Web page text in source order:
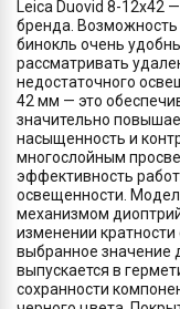
Leica Duovid 8-12x42
бренда. Возможность
бинокль очень
рассматривать
недостаточного
42 мм — это
значительно
насыщенность и
многослойным
эффективность
освещенности.
механизмом
изменении
выбранное значение
выпускается в
сохранности